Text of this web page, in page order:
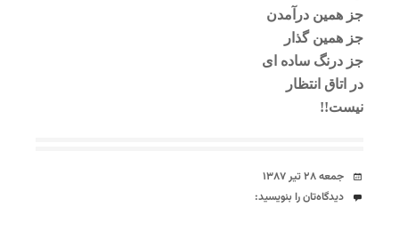
جز همین درآمدن
جز همین گذار
جز درنگ ساده ای
در اتاق انتظار
نیست!!
تاریخ
جمعه ۲۸ تیر ۱۳۸۷
دیدگاه‌ها
دیدگاه‌تان را بنویسید: